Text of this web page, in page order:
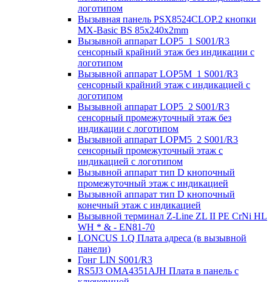
логотипом
Вызывная панель PSX8524CLOP.2 кнопки
MX-Basic BS 85х240х2mm
Вызывной аппарат LOP5_1 S001/R3
сенсорный крайний этаж без индикации с
логотипом
Вызывной аппарат LOP5M_1 S001/R3
сенсорный крайний этаж с индикацией с
логотипом
Вызывной аппарат LOP5_2 S001/R3
сенсорный промежуточный этаж без
индикации с логотипом
Вызывной аппарат LOPM5_2 S001/R3
сенсорный промежуточный этаж с
индикацией с логотипом
Вызывной аппарат тип D кнопочный
промежуточный этаж с индикацией
Вызывной аппарат тип D кнопочный
конечный этаж с индикацией
Вызывной терминал Z-Line ZL II PE CrNi HL
WH * & - EN81-70
LONCUS 1.Q Плата адреса (в вызывной
панели)
Гонг LIN S001/R3
RS5J3 OMA4351AJH Плата в панель с